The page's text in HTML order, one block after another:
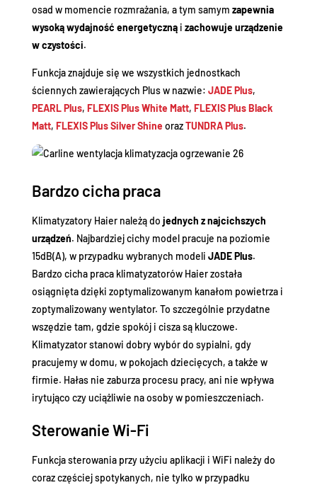
osad w momencie rozmrażania, a tym samym zapewnia
wysoką wydajność energetycznąi zachowuje urządzenie
w czystości.
Funkcja znajduje się we wszystkich jednostkach
ściennych zawierających Plus w nazwie: JADE Plus,
PEARL Plus, FLEXIS Plus White Matt, FLEXIS Plus Black
Matt, FLEXIS Plus Silver Shine orazTUNDRA Plus.
Bardzo cicha praca
Klimatyzatory Haier należą do jednych z najcichszych
urządzeń. Najbardziej cichy model pracuje na poziomie
15dB(A), w przypadku wybranych modeli JADE Plus.
Bardzo cicha praca klimatyzatorów Haier została
osiągnięta dzięki zoptymalizowanym kanałom powietrza i
zoptymalizowany wentylator. To szczególnie przydatne
wszędzie tam, gdzie spokój i cisza są kluczowe.
Klimatyzator stanowi dobry wybór do sypialni, gdy
pracujemy w domu, w pokojach dziecięcych, a także w
firmie. Hałas nie zaburza procesu pracy, ani nie wpływa
irytująco czy uciążliwie na osoby w pomieszczeniach.
Sterowanie Wi-Fi
Funkcja sterowania przy użyciu aplikacji i WiFi należy do
coraz częściej spotykanych, nie tylko w przypadku